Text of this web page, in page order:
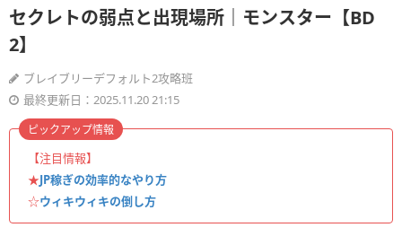
セクレトの弱点と出現場所｜モンスター【BD
2】
ブレイブリーデフォルト2攻略班
最終更新日：2025.11.20 21:15
【注目情報】
★JP稼ぎの効率的なやり方
☆ウィキウィキの倒し方
ピックアップ情報